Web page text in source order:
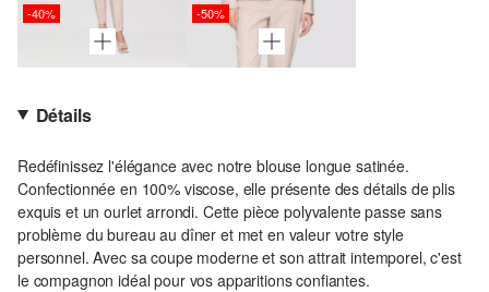
-40% -50%
Détails
Redéfinissez l'élégance avec notre blouse longue satinée.
Confectionnée en 100% viscose, elle présente des détails de plis
exquis et un ourlet arrondi. Cette pièce polyvalente passe sans
problème du bureau au dîner et met en valeur votre style
personnel. Avec sa coupe moderne et son attrait intemporel, c'est
le compagnon idéal pour vos apparitions confiantes.